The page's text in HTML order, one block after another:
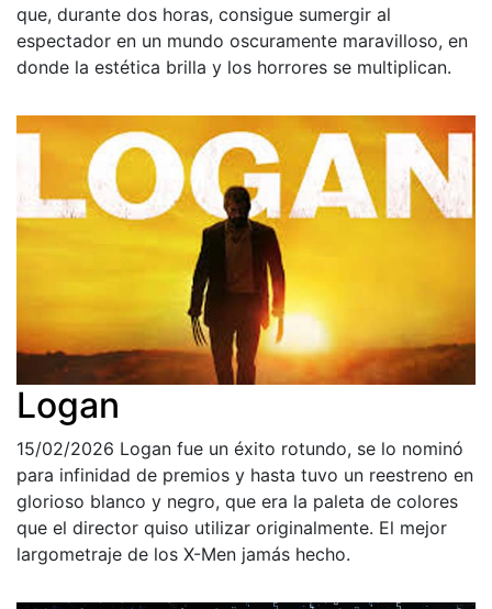
que, durante dos horas, consigue sumergir al
espectador en un mundo oscuramente maravilloso, en
donde la estética brilla y los horrores se multiplican.
Logan
15/02/2026 Logan fue un éxito rotundo, se lo nominó
para infinidad de premios y hasta tuvo un reestreno en
glorioso blanco y negro, que era la paleta de colores
que el director quiso utilizar originalmente. El mejor
largometraje de los X-Men jamás hecho.